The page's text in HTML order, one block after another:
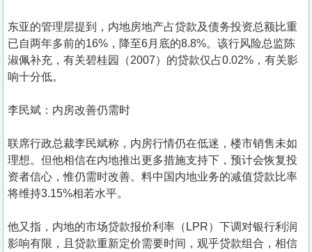
东亚的管理层提到，内地房地产占贷款及债务投资总额比重
已自两年多前的16%，降至6月底的8.8%。该行风险总监陈
淑佩补充，有关碧桂园（2007）的贷款仅占0.02%，有关影
响十分低。
李民斌：内房改善仍需时
联席行政总裁李民斌称，内房行情仍在低迷，楼市销售未如
理想。但他相信在内地推出更多措施支持下，预计会恢复投
资者信心，惟仍需时改善。料中国内地业务的减值贷款比率
将维持3.15%相若水平。
他又指，内地的市场贷款报价利率（LPR）下调对银行利润
影响有限，且贷款重新定价需要时间，观乎贷款组合，相信